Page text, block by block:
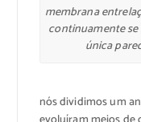
membrana
continuamente
única
nós dividimos um